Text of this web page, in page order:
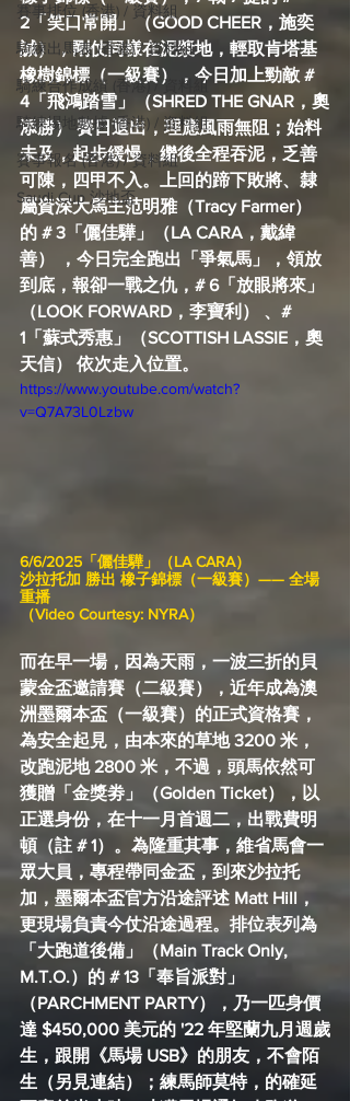
賽事排位 (香港) / 資料組
騎練出馬表 (香港) / 資料組
騎練合作成績 (香港) / 資料組
騎練場地數據 (香港) / 資料組
賽事報名 (香港) / 資料組
Saudi Cup 沙地盃
2「笑口常開」（GOOD CHEER，施奕
誠），剛仗同樣在泥漿地，輕取肯塔基
橡樹錦標（一級賽），今日加上勁敵 #
4「飛鴻踏雪」（SHRED THE GNAR，奧
添勝） 賽日退出，理應風雨無阻；始料
未及，起步緩慢，繼後全程吞泥，乏善
可陳，四甲不入。上回的蹄下敗將、隸
屬資深大馬主范明雅（Tracy Farmer）
的 # 3「儷佳驊」（LA CARA，戴緯
善） ，今日完全跑出「爭氣馬」，領放
到底，報卻一戰之仇，# 6「放眼將來」
（LOOK FORWARD，李寶利） 、#
1「蘇式秀惠」（SCOTTISH LASSIE，奧
天信） 依次走入位置。
https://www.youtube.com/watch?
v=Q7A73L0Lzbw
6/6/2025「儷佳驊」（LA CARA）
沙拉托加 勝出 橡子錦標（一級賽）—— 全場
重播
（Video Courtesy: NYRA）
而在早一場，因為天雨，一波三折的貝
蒙金盃邀請賽（二級賽），近年成為澳
洲墨爾本盃（一級賽）的正式資格賽，
為安全起見，由本來的草地 3200 米，
改跑泥地 2800 米，不過，頭馬依然可
獲贈「金獎劵」（Golden Ticket），以
正選身份，在十一月首週二，出戰費明
頓（註 # 1）。為隆重其事，維省馬會一
眾大員，專程帶同金盃，到來沙拉托
加，墨爾本盃官方沿途評述 Matt Hill，
更現場負責今仗沿途過程。排位表列為
「大跑道後備」（Main Track Only,
M.T.O.）的 # 13「奉旨派對」
（PARCHMENT PARTY），乃一匹身價
達 $450,000 美元的 '22 年堅蘭九月週歲
生，跟開《馬場 USB》的朋友，不會陌
生（另見連結）；練馬師莫特，的確延